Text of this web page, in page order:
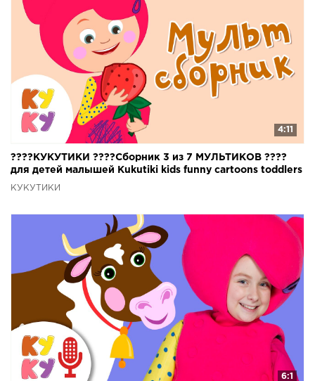
4:11
????КУКУТИКИ ????Сборник 3 из 7 МУЛЬТИКОВ ????
для детей малышей Kukutiki kids funny cartoons toddlers
КУКУТИКИ
6:1